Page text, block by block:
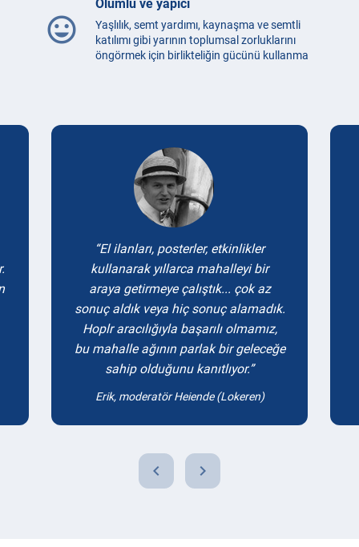
mood
Olumlu ve yapıcı
Yaşlılık, semt yardımı, kaynaşma ve semtli
katılımı gibi yarının toplumsal zorluklarını
öngörmek için birlikteliğin gücünü kullanma
Testimonials
El ilanları, posterler, etkinlikler
kullanarak yıllarca mahalleyi bir
araya getirmeye çalıştık... çok az
sonuç aldık veya hiç sonuç alamadık.
Hoplr aracılığıyla başarılı olmamız,
bu mahalle ağının parlak bir geleceğe
sahip olduğunu kanıtlıyor.
Erik, moderatör Heiende (Lokeren)
chevron_left chevron_right